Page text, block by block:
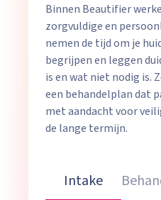
Binnen Beautifier
zorgvuldige en
nemen de tijd om je
begrijpen en leggen
is en wat niet nodig is.
een behandelplan dat
met aandacht voor
de lange termijn.
Intake